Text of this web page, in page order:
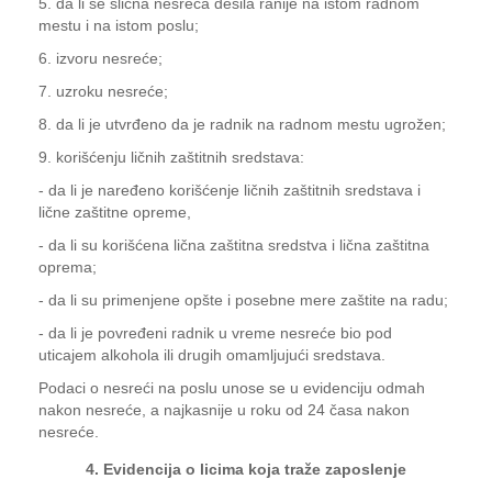
mestu i na istom poslu;
6. izvoru nesreće;
7. uzroku nesreće;
8. da li je utvrđeno da je radnik na radnom mestu ugrožen;
9. korišćenju ličnih zaštitnih sredstava:
- da li je naređeno korišćenje ličnih zaštitnih sredstava i
lične zaštitne opreme,
- da li su korišćena lična zaštitna sredstva i lična zaštitna
oprema;
- da li su primenjene opšte i posebne mere zaštite na radu;
- da li je povređeni radnik u vreme nesreće bio pod
uticajem alkohola ili drugih omamljujući sredstava.
Podaci o nesreći na poslu unose se u evidenciju odmah
nakon nesreće, a najkasnije u roku od 24 časa nakon
nesreće.
4. Evidencija o licima koja traže zaposlenje